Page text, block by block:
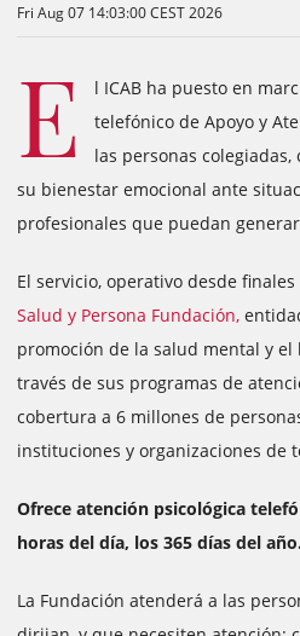
Fri Aug 07 14:03:00 CEST 2026
E
l ICAB ha puesto en
telefónico de Apoyo y
las personas
su bienestar emocional ante
profesionales que puedan
El servicio, operativo desde
Salud y Persona Fundación,
promoción de la salud mental y
través de sus programas de
cobertura a 6 millones de
instituciones y organizaciones de
Ofrece atención psicológica
horas del día, los 365 días del
La Fundación atenderá a las